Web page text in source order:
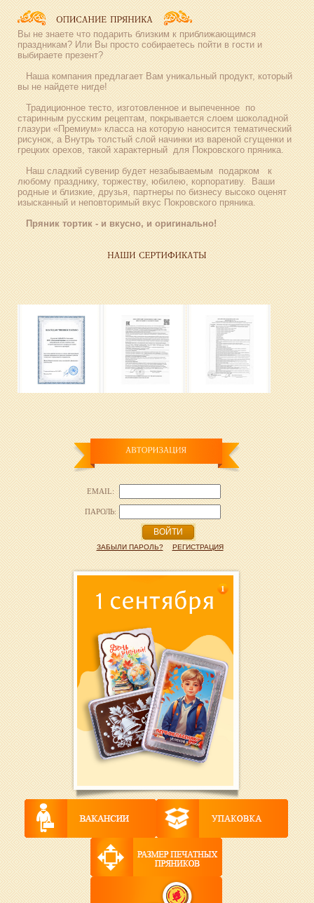
Вы не знаете что подарить близким к приближающимся
праздникам? Или Вы просто собираетесь пойти в гости и
выбираете презент?
Наша компания предлагает Вам уникальный продукт, который
вы не найдете нигде!
Традиционное тесто, изготовленное и выпеченное по
старинным русским рецептам, покрывается слоем шоколадной
глазури «Премиум» класса на которую наносится тематический
рисунок, а Внутрь толстый слой начинки из вареной сгущенки и
грецких орехов, такой характерный для Покровского пряника.
Наш сладкий сувенир будет незабываемым подарком к
любому празднику, торжеству, юбилею, корпоративу. Ваши
родные и близкие, друзья, партнеры по бизнесу высоко оценят
изысканный и неповторимый вкус Покровского пряника.
Пряник тортик - и вкусно, и оригинально!
EMAIL:
ПАРОЛЬ:
ВОЙТИ
ЗАБЫЛИ ПАРОЛЬ? РЕГИСТРАЦИЯ
1